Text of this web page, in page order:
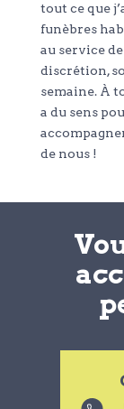
tout ce que
funèbres
au service
discrétion,
semaine. À
a du sens
de nous !